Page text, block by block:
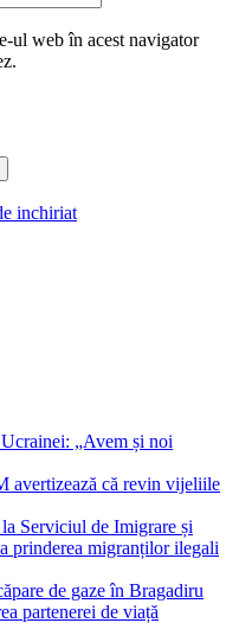
ul web în acest navigator
„Avem și noi
avertizează că revin vijeliile
Serviciul de Imigrare și
prinderea migranților ilegali
de gaze în Bragadiru
partenerei de viață